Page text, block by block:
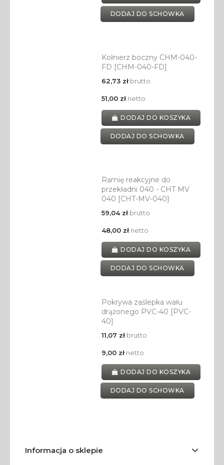
DODAJ DO SCHOWKA
Kołnierz boczny CHM-040-
FD [CHM-040-FD]
62,73 złbrutto
51,00 złnetto
DODAJ DO KOSZYKA
DODAJ DO SCHOWKA
Ramię reakcyjne do
przekładni 040 - CHT MV
040 [CHT-MV-040]
59,04 złbrutto
48,00 złnetto
DODAJ DO KOSZYKA
DODAJ DO SCHOWKA
Pokrywa zaślepka wału
drążonego PVC-40 [PVC-
40]
11,07 złbrutto
9,00 złnetto
DODAJ DO KOSZYKA
DODAJ DO SCHOWKA
Informacja o sklepie